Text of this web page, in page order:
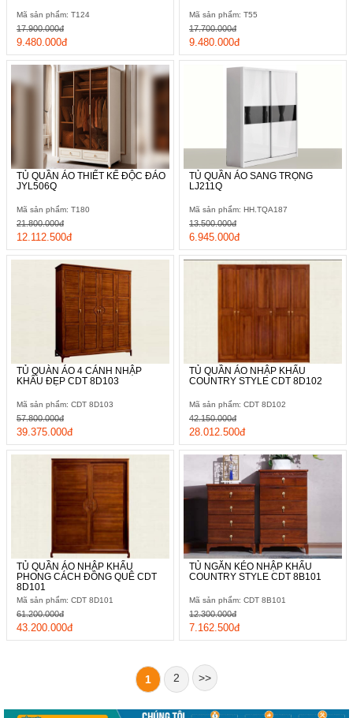
Mã sản phẩm: T124
9.480.000đ
17.900.000đ
Mã sản phẩm: T55
9.480.000đ
17.700.000đ
TỦ QUẦN ÁO THIẾT KẾ ĐỘC ĐÁO
JYL506Q
Mã sản phẩm: T180
12.112.500đ
21.800.000đ
TỦ QUẦN ÁO SANG TRỌNG
LJ211Q
Mã sản phẩm: HH.TQA187
6.945.000đ
13.500.000đ
TỦ QUÀN ÁO 4 CÁNH NHẬP
KHẨU ĐẸP CDT 8D103
Mã sản phẩm: CDT 8D103
39.375.000đ
57.800.000đ
TỦ QUẦN ÁO NHẬP KHẨU
COUNTRY STYLE CDT 8D102
Mã sản phẩm: CDT 8D102
28.012.500đ
42.150.000đ
TỦ QUẦN ÁO NHẬP KHẨU
PHONG CÁCH ĐỒNG QUÊ CDT
8D101
Mã sản phẩm: CDT 8D101
43.200.000đ
61.200.000đ
TỦ NGĂN KÉO NHẬP KHẨU
COUNTRY STYLE CDT 8B101
Mã sản phẩm: CDT 8B101
7.162.500đ
12.300.000đ
1 2 >>